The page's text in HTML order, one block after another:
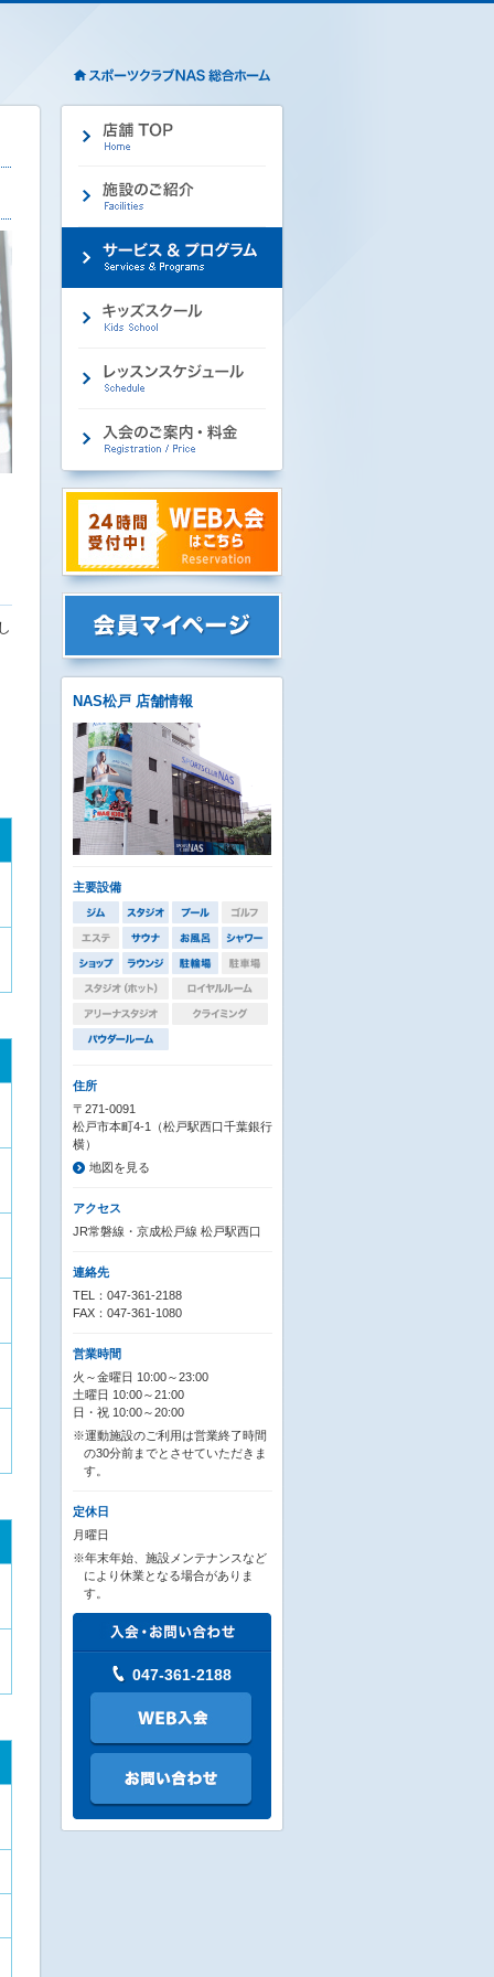
NAS松戸 店舗情報
主要設備
住所
〒271-0091
松戸市本町4-1（松戸駅西口千葉銀行
横）
地図を見る
アクセス
JR常磐線・京成松戸線 松戸駅西口
連絡先
TEL：047-361-2188
FAX：047-361-1080
営業時間
火～金曜日 10:00～23:00
土曜日 10:00～21:00
日・祝 10:00～20:00
※運動施設のご利用は営業終了時間
の30分前までとさせていただきま
す。
定休日
月曜日
※年末年始、施設メンテナンスなど
により休業となる場合がありま
す。
047-361-2188